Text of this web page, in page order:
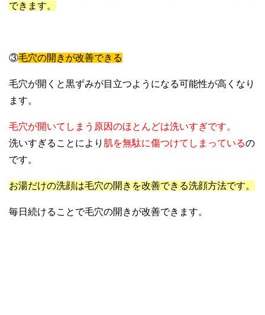
できます。
③毛穴の開きが改善できる
毛穴が開くと黒ずみが目立つようになる可能性が高くなり
ます。
毛穴が開いてしまう原因のほとんどは洗いすぎです。
洗いすぎることにより 肌を無駄に傷つけてしまっているの
です。
お湯だけの洗顔は毛穴の開きを改善できる洗顔方法です。
毎日続けることで毛穴の開きが改善できます。